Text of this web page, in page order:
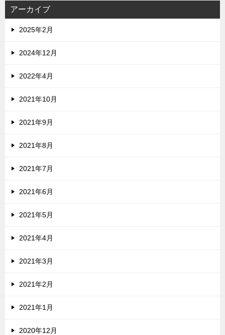
アーカイブ
2025年2月
2024年12月
2022年4月
2021年10月
2021年9月
2021年8月
2021年7月
2021年6月
2021年5月
2021年4月
2021年3月
2021年2月
2021年1月
2020年12月